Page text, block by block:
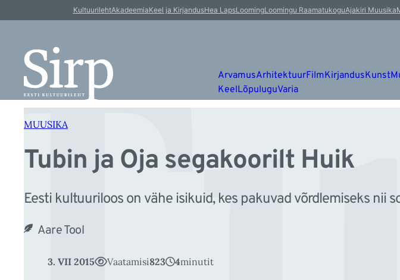
sisu
KultuurilehtAkadeemiaKeel ja KirjandusHea LapsLoomingLoomingu RaamatukoguAjakiri Muusika
ArvamusArhitektuurFilmKirjandusKunst
KeelLõpuluguVaria
MUUSIKA
Tubin ja Oja segakoorilt Huik
Eesti kultuuriloos on vähe isikuid, kes pakuvad võrdlemiseks nii
Aare Tool
3. VII 2015 Vaatamisi823 4minutit